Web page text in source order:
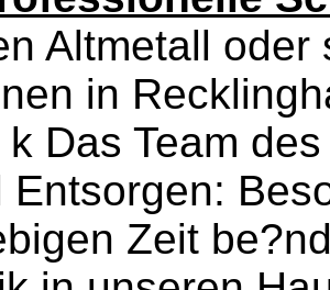
Altmetall
in
Das Team
Entsorgen:
Zeit